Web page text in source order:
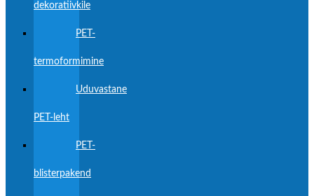
dekoratiivkile
PET-
termoformimine
Uduvastane
PET-leht
PET-
blisterpakend